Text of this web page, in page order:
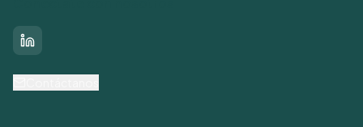
LinkedIn